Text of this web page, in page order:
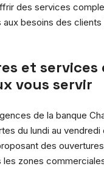
des services
aux besoins des clients
et services
vous servir
de la banque
du lundi au vendredi
des ouvertures
les zones